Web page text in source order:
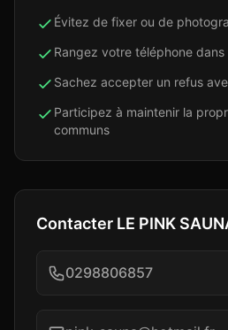
Évitez de fixer ou de
Rangez votre téléphone
Sachez accepter un refus
Participez à maintenir la
communs
Contacter LE PINK
0298806857